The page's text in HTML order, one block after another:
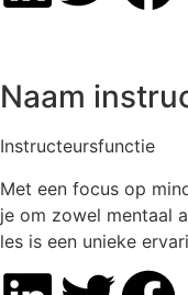
Naam
Instructeursfunctie
Met een focus op
je om zowel mentaal
les is een unieke